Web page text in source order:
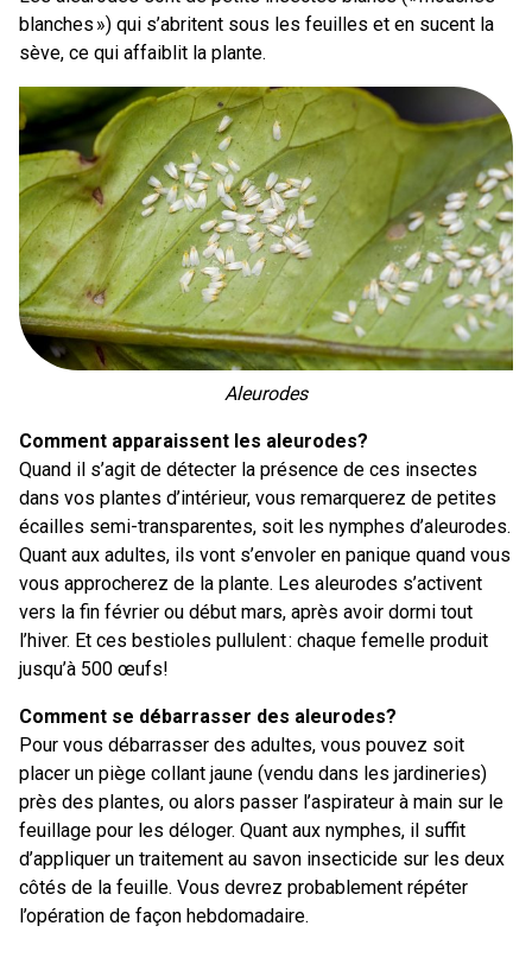
blanches ») qui s’abritent sous les feuilles et en sucent la
sève, ce qui affaiblit la plante.
Aleurodes
Comment apparaissent les aleurodes?
Quand il s’agit de détecter la présence de ces insectes
dans vos plantes d’intérieur, vous remarquerez de petites
écailles semi-transparentes, soit les nymphes d’aleurodes.
Quant aux adultes, ils vont s’envoler en panique quand vous
vous approcherez de la plante. Les aleurodes s’activent
vers la fin février ou début mars, après avoir dormi tout
l’hiver. Et ces bestioles pullulent : chaque femelle produit
jusqu’à 500 œufs!
Comment se débarrasser des aleurodes?
Pour vous débarrasser des adultes, vous pouvez soit
placer un piège collant jaune (vendu dans les jardineries)
près des plantes, ou alors passer l’aspirateur à main sur le
feuillage pour les déloger. Quant aux nymphes, il suffit
d’appliquer un traitement au savon insecticide sur les deux
côtés de la feuille. Vous devrez probablement répéter
l’opération de façon hebdomadaire.